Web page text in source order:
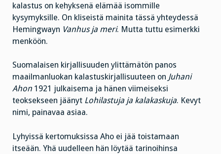
kalastus on kehyksenä elämää isommille
kysymyksille. On kliseistä mainita tässä yhteydessä
Hemingwayn Vanhus ja meri. Mutta tuttu esimerkki
menköön.
Suomalaisen kirjallisuuden ylittämätön panos
maailmanluokan kalastuskirjallisuuteen on Juhani
Ahon 1921 julkaisema ja hänen viimeiseksi
teoksekseen jäänyt Lohilastuja ja kalakaskuja. Kevyt
nimi, painavaa asiaa.
Lyhyissä kertomuksissa Aho ei jää toistamaan
itseään. Yhä uudelleen hän löytää tarinoihinsa